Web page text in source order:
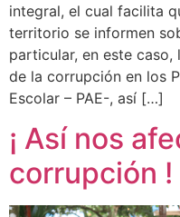
integral, el cual facilita
territorio se informen
particular, en este
de la corrupción en los
Escolar – PAE-, así […]
¡ Así nos
corrupción !